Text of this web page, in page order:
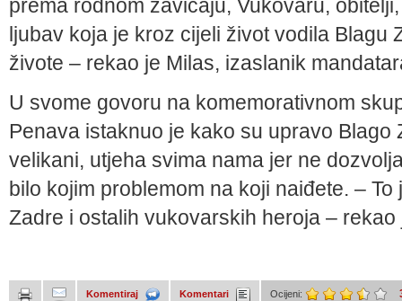
prema rodnom zavičaju, Vukovaru,
ljubav koja je kroz cijeli život vodila Blagu
živote – rekao je Milas, izaslanik
U svome govoru na komemorativnom
Penava istaknuo je kako su upravo
velikani, utjeha svima nama jer ne
bilo kojim problemom na koji naiđete. –
Zadre i ostalih vukovarskih heroja – rekao
Komentiraj Komentari Ocijeni: